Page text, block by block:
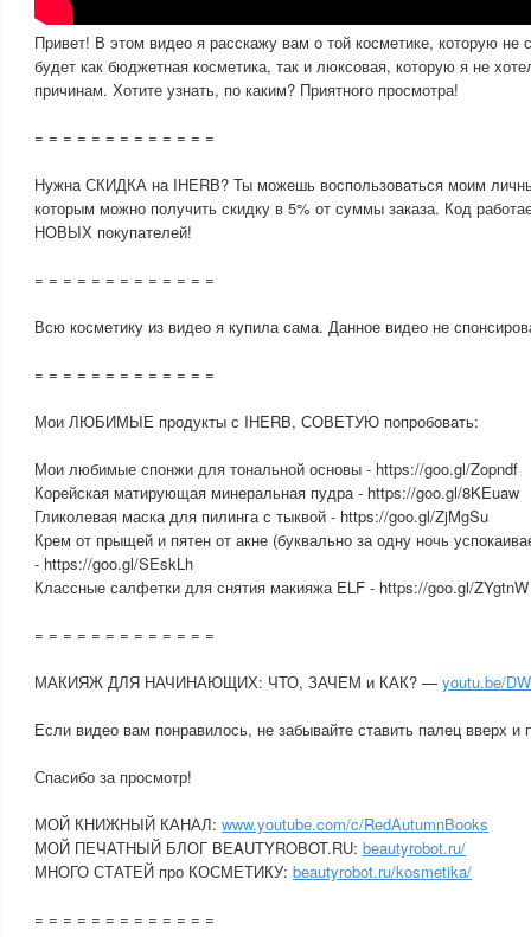
Привет! В этом видео я расскажу вам о той косметике, которую не
будет как бюджетная косметика, так и люксовая, которую я не
причинам. Хотите узнать, по каким? Приятного просмотра!
= = = = = = = = = = = = =
Нужна СКИДКА на IHERB? Ты можешь воспользоваться моим
которым можно получить скидку в 5% от суммы заказа. Код
НОВЫХ покупателей!
= = = = = = = = = = = = =
Всю косметику из видео я купила сама. Данное видео не
= = = = = = = = = = = = =
Мои ЛЮБИМЫЕ продукты с IHERB, СОВЕТУЮ попробовать:
Мои любимые спонжи для тональной основы - https://goo.gl/Zopndf
Корейская матирующая минеральная пудра - https://goo.gl/8KEuaw
Гликолевая маска для пилинга с тыквой - https://goo.gl/ZjMgSu
Крем от прыщей и пятен от акне (буквально за одну ночь
- https://goo.gl/SEskLh
Классные салфетки для снятия макияжа ELF - https://goo.gl/ZYgtnW
= = = = = = = = = = = = =
МАКИЯЖ ДЛЯ НАЧИНАЮЩИХ: ЧТО, ЗАЧЕМ и КАК? — youtu.be/
Если видео вам понравилось, не забывайте ставить палец вверх и
Спасибо за просмотр!
МОЙ КНИЖНЫЙ КАНАЛ: www.youtube.com/c/RedAutumnBooks
МОЙ ПЕЧАТНЫЙ БЛОГ BEAUTYROBOT.RU: beautyrobot.ru/
МНОГО СТАТЕЙ про КОСМЕТИКУ: beautyrobot.ru/kosmetika/
= = = = = = = = = = = = =